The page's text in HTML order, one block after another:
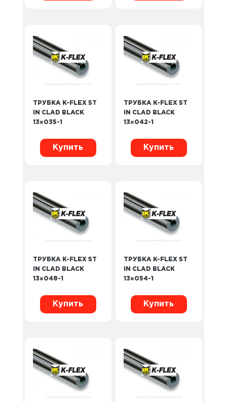
ТРУБКА K-FLEX ST
IN CLAD BLACK
13×035-1
Купить
ТРУБКА K-FLEX ST
IN CLAD BLACK
13×042-1
Купить
ТРУБКА K-FLEX ST
IN CLAD BLACK
13×048-1
Купить
ТРУБКА K-FLEX ST
IN CLAD BLACK
13×054-1
Купить